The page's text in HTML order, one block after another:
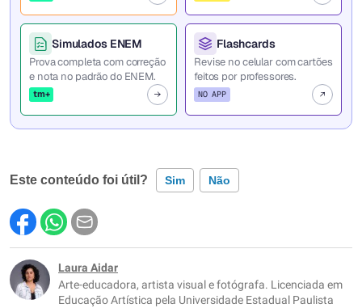
Simulados ENEM
Prova completa com correção
e nota no padrão do ENEM.
tm+
Flashcards
Revise no celular com cartões
feitos por professores.
NO APP
Este conteúdo foi útil? Sim Não
Este conteúdo contém informação incorreta
Este conteúdo não tem a informação que procuro
Outro
Laura Aidar
Arte-educadora, artista visual e fotógrafa. Licenciada em
Educação Artística pela Universidade Estadual Paulista